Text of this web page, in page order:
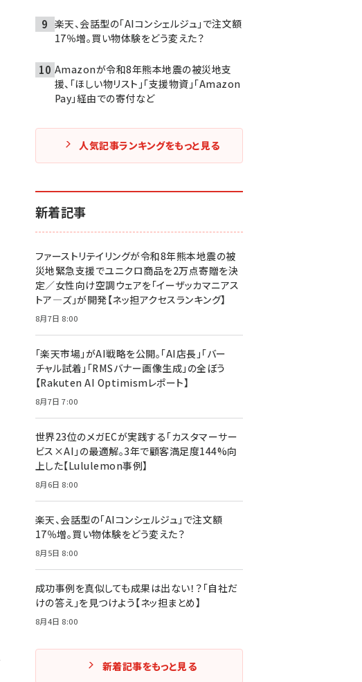
楽天、会話型の「AIコンシェルジュ」で注文額
17％増。買い物体験をどう変えた？
Amazonが令和8年熊本地震の被災地支
援、「ほしい物リスト」「支援物資」「Amazon
Pay」経由での寄付など
人気記事ランキングをもっと見る
新着記事
ファーストリテイリングが令和8年熊本地震の被
災地緊急支援でユニクロ商品を2万点寄贈を決
定／女性向け空調ウェアを「イーザッカマニアス
トア―ズ」が開発【ネッ担アクセスランキング】
8月7日 8:00
「楽天市場」がAI戦略を公開。「AI店長」「バー
チャル試着」「RMSバナー画像生成」の全ぼう
【Rakuten AI Optimismレポート】
8月7日 7:00
世界23位のメガECが実践する「カスタマーサー
ビス×AI」の最適解。3年で顧客満足度144%向
上した【Lululemon事例】
8月6日 8:00
楽天、会話型の「AIコンシェルジュ」で注文額
17％増。買い物体験をどう変えた？
8月5日 8:00
成功事例を真似しても成果は出ない！？「自社だ
けの答え」を見つけよう【ネッ担まとめ】
8月4日 8:00
新着記事をもっと見る